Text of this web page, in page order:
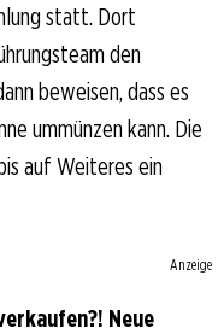
statt. Dort
den
beweisen, dass es
ummünzen kann. Die
auf Weiteres ein
Anzeige
Neue